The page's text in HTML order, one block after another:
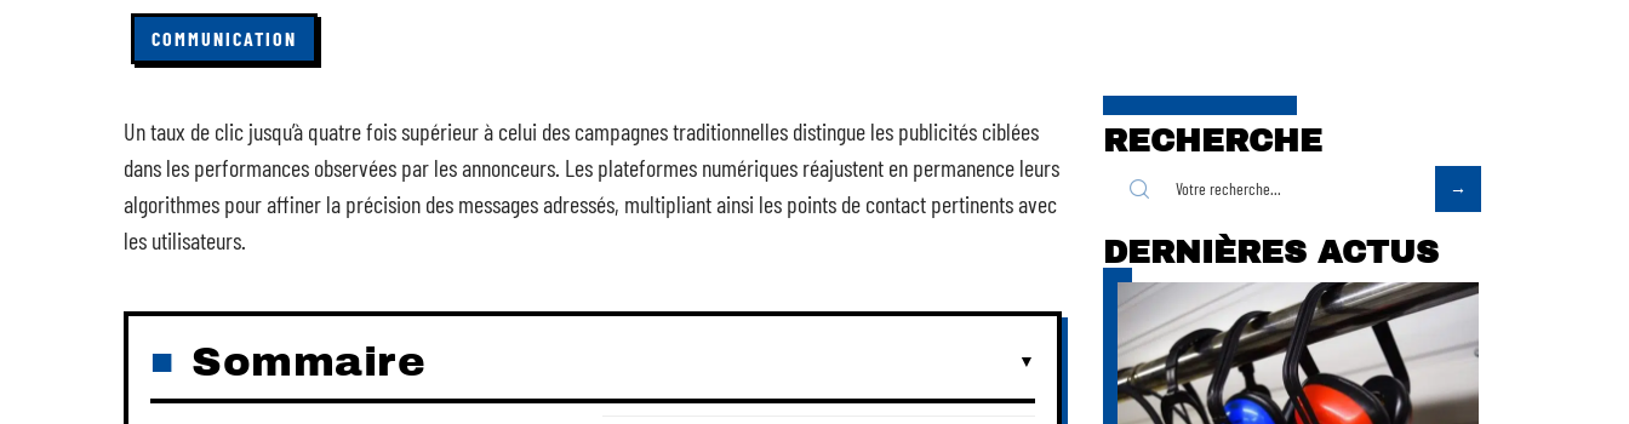
COMMUNICATION
Un taux de clic jusqu’à quatre fois supérieur à celui des campagnes traditionnelles distingue les publicités ciblées
dans les performances observées par les annonceurs. Les plateformes numériques réajustent en permanence leurs
algorithmes pour affiner la précision des messages adressés, multipliant ainsi les points de contact pertinents avec
les utilisateurs.
Sommaire
RECHERCHE
DERNIÈRES ACTUS